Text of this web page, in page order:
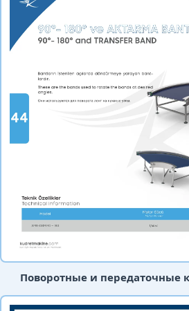
Поворотные и передаточные